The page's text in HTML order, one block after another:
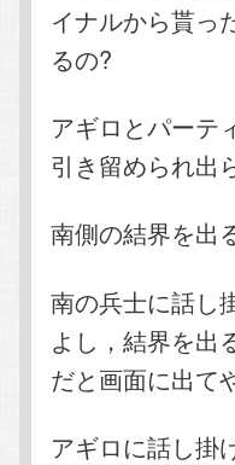
イナルから貰っ
るの?
アギロとパーテ
引き留められ出
南側の結界を出
南の兵士に話し
よし，結界を出
だと画面に出て
アギロに話し掛